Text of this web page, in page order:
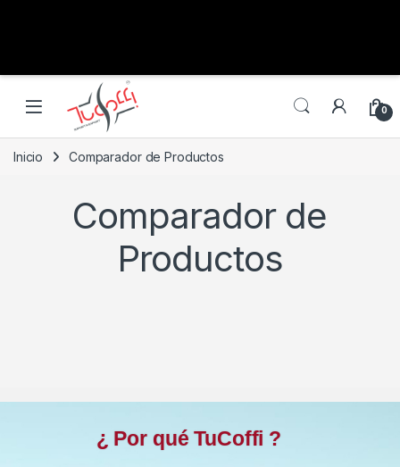
0
Inicio Comparador de Productos
Comparador de
Productos
¿ Por qué TuCoffi ?